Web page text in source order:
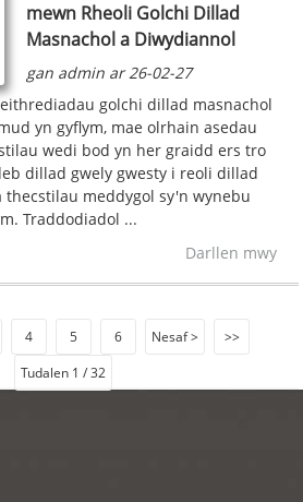
mewn Rheoli Golchi Dillad
Masnachol a Diwydiannol
gan admin ar 26-02-27
golchi dillad masnachol
yn gyflym, mae olrhain asedau
wedi bod yn her graidd ers tro
dillad gwely gwesty i reoli dillad
meddygol sy'n wynebu
Traddodiadol ...
Darllen mwy
4 5 6 Nesaf >
>>
Tudalen 1 / 32